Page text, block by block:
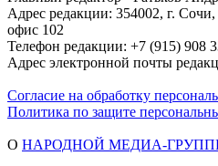
Адрес редакции: 354002, г.
офис 102
Телефон редакции: +7 (915) 908
Адрес электронной почты
Согласие на обработку
Политика по защите
О НАРОДНОЙ МЕДИА-